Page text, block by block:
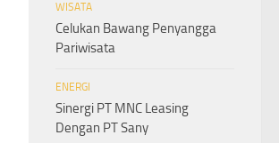
WISATA
Celukan Bawang Penyangga
Pariwisata
ENERGI
Sinergi PT MNC Leasing
Dengan PT Sany